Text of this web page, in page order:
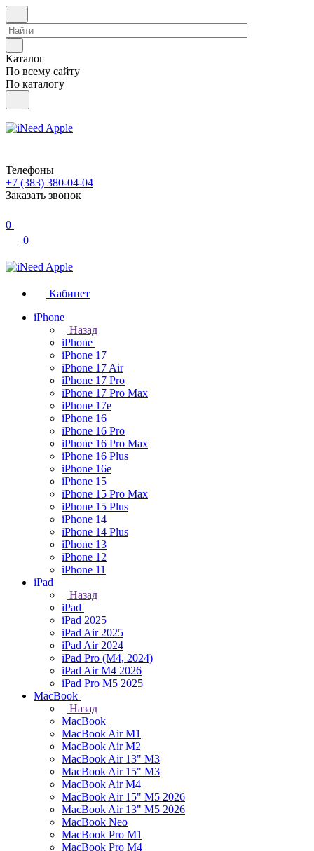
Каталог
По всему сайту
По каталогу
Телефоны
+7 (383) 380-04-04
Заказать звонок
0
0
Кабинет
iPhone
Назад
iPhone
iPhone 17
iPhone 17 Air
iPhone 17 Pro
iPhone 17 Pro Max
iPhone 17e
iPhone 16
iPhone 16 Pro
iPhone 16 Pro Max
iPhone 16 Plus
iPhone 16e
iPhone 15
iPhone 15 Pro Max
iPhone 15 Plus
iPhone 14
iPhone 14 Plus
iPhone 13
iPhone 12
iPhone 11
iPad
Назад
iPad
iPad 2025
iPad Air 2025
iPad Air 2024
iPad Pro (M4, 2024)
iPad Air M4 2026
iPad Pro M5 2025
MacBook
Назад
MacBook
MacBook Air M1
MacBook Air M2
MacBook Air 13" M3
MacBook Air 15" M3
MacBook Air M4
MacBook Air 15" М5 2026
MacBook Air 13" М5 2026
MacBook Neo
MacBook Pro M1
MacBook Pro M4